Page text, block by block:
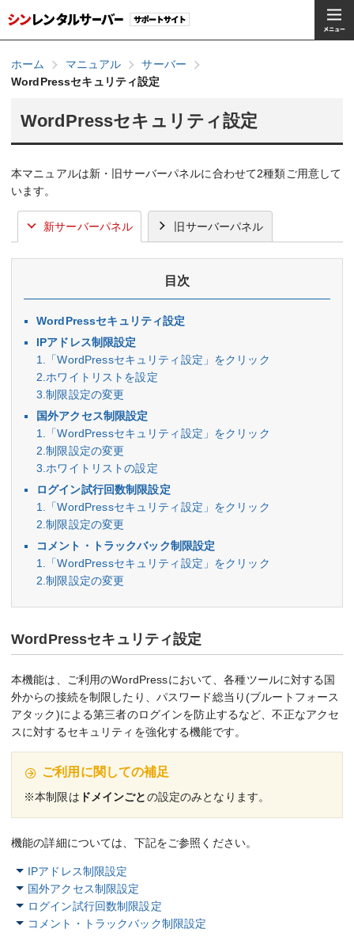
ホーム マニュアル
サーバー
WordPressセキュリティ設定
WordPressセキュリティ設定
本マニュアルは新・旧サーバーパネルに合わせて2種類ご用意して
います。
新サーバーパネル
目次
WordPressセキュリティ設定
IPアドレス制限設定
1.「WordPressセキュリティ設定」をクリック
2.ホワイトリストを設定
3.制限設定の変更
国外アクセス制限設定
1.「WordPressセキュリティ設定」をクリック
2.制限設定の変更
3.ホワイトリストの設定
ログイン試行回数制限設定
1.「WordPressセキュリティ設定」をクリック
2.制限設定の変更
コメント・トラックバック制限設定
1.「WordPressセキュリティ設定」をクリック
2.制限設定の変更
WordPressセキュリティ設定
本機能は、ご利用のWordPressにおいて、各種ツールに対する国
外からの接続を制限したり、パスワード総当り(ブルートフォース
アタック)による第三者のログインを防止するなど、不正なアクセ
スに対するセキュリティを強化する機能です。
ご利用に関しての補足
※本制限は ドメインごとの設定のみとなります。
機能の詳細については、下記をご参照ください。
IPアドレス制限設定
国外アクセス制限設定
ログイン試行回数制限設定
コメント・トラックバック制限設定
旧サーバーパネル